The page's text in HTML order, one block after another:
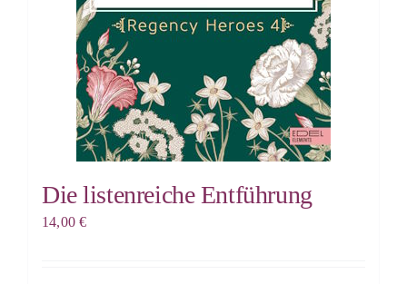
Die listenreiche Entführung
14,00€